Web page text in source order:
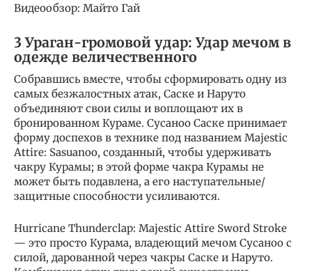
Видеообзор: Майто Гай
3 Ураган-громовой удар: Удар мечом в
одежде величественного
Собравшись вместе, чтобы сформировать одну из
самых безжалостных атак, Саске и Наруто
объединяют свои силы и воплощают их в
бронированном Кураме. Сусаноо Саске принимает
форму доспехов в технике под названием Majestic
Attire: Sasuanoo, созданный, чтобы удерживать
чакру Курамы; в этой форме чакра Курамы не
может быть подавлена, а его наступательные/
защитные способности усиливаются.
Hurricane Thunderclap: Majestic Attire Sword Stroke
— это просто Курама, владеющий мечом Сусаноо с
силой, дарованной через чакры Саске и Наруто.